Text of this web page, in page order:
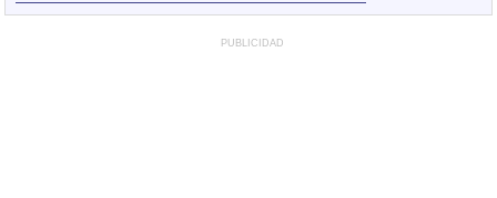
PUBLICIDAD